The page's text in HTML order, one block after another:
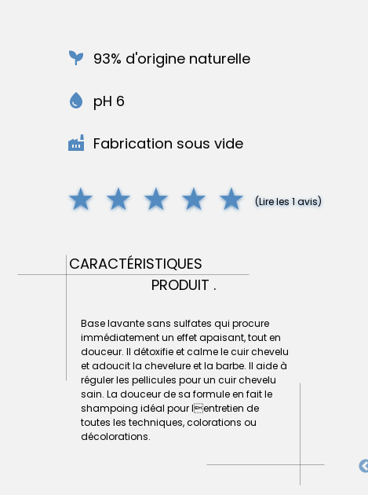
psychiatry 93% d'origine naturelle
water_drop pH 6
factory Fabrication sous vide
(Lire les 1 avis)
CARACTÉRISTIQUES
PRODUIT .
Base lavante sans sulfates qui procure
immédiatement un effet apaisant, tout en
douceur. Il détoxifie et calme le cuir chevelu
et adoucit la chevelure et la barbe. Il aide à
réguler les pellicules pour un cuir chevelu
sain. La douceur de sa formule en fait le
shampoing idéal pour lentretien de
toutes les techniques, colorations ou
décolorations.